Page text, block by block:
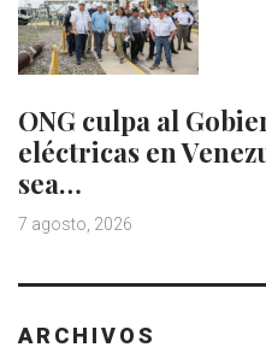
ONG culpa al
eléctricas en
sea…
7 agosto, 2026
ARCHIVOS